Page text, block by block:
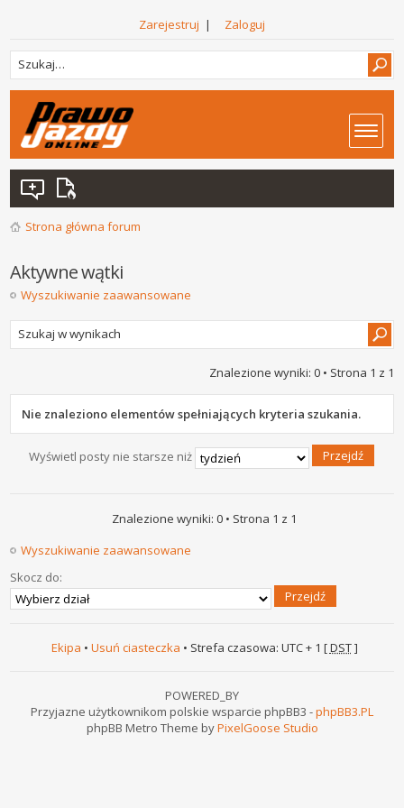
Zarejestruj | Zaloguj
Strona główna forum
Aktywne wątki
Wyszukiwanie zaawansowane
Znalezione wyniki: 0 • Strona 1 z 1
Nie znaleziono elementów spełniających kryteria szukania.
Wyświetl posty nie starsze niż
Znalezione wyniki: 0 • Strona 1 z 1
Wyszukiwanie zaawansowane
Skocz do:
Ekipa • Usuń ciasteczka • Strefa czasowa: UTC + 1 [DST]
POWERED_BY
Przyjazne użytkownikom polskie wsparcie phpBB3 -phpBB3.PL
phpBB Metro Theme byPixelGoose Studio